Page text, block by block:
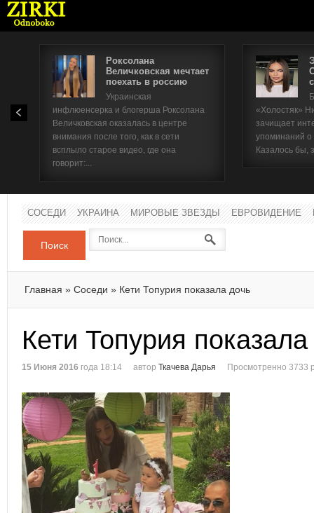
Роксолана
Величковская мечтает
поехать в россию
Украинская
инфлюенсерка и блогерша Роксолана
Величковская оказалась в центре
внимания после того, как в сети
всплыло старое видео, где она
говорит:...
«Холостяк»
зачищает
упоминаний
Казалось бы,
СОСЕДИ УКРАИНА МИРОВЫЕ ЗВЕЗДЫ ЕВРОВИДЕНИЕ
Поиск
Главная » Соседи » Кети Топурия показала дочь
Кети Топурия
15 Июня 2016 года 18:14 автор Ткачева Дарья Просмотренно 3733
Имя